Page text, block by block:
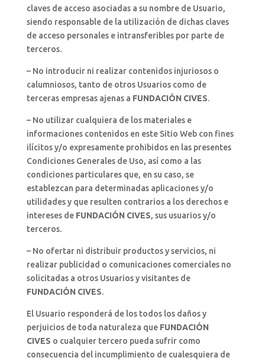
claves de acceso asociadas a su nombre de Usuario,
siendo responsable de la utilización de dichas claves
de acceso personales e intransferibles por parte de
terceros.
– No introducir ni realizar contenidos injuriosos o
calumniosos, tanto de otros Usuarios como de
terceras empresas ajenas a FUNDACIÓN CIVES.
– No utilizar cualquiera de los materiales e
informaciones contenidos en este Sitio Web con fines
ilícitos y/o expresamente prohibidos en las presentes
Condiciones Generales de Uso, así como a las
condiciones particulares que, en su caso, se
establezcan para determinadas aplicaciones y/o
utilidades y que resulten contrarios a los derechos e
intereses de FUNDACIÓN CIVES, sus usuarios y/o
terceros.
– No ofertar ni distribuir productos y servicios, ni
realizar publicidad o comunicaciones comerciales no
solicitadas a otros Usuarios y visitantes de
FUNDACIÓN CIVES.
El Usuario responderá de los todos los daños y
perjuicios de toda naturaleza que FUNDACIÓN
CIVES o cualquier tercero pueda sufrir como
consecuencia del incumplimiento de cualesquiera de